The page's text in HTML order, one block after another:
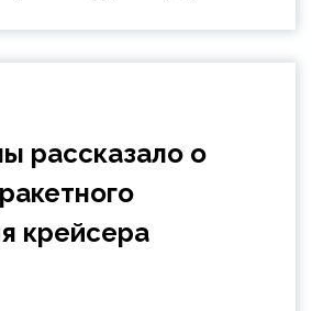
рассказало о
крейсера